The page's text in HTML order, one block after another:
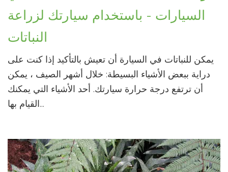
السيارات - باستخدام سيارتك لزراعة
النباتات
يمكن للنباتات في السيارة أن تعيش بالتأكيد إذا كنت على
دراية ببعض الأشياء البسيطة: خلال أشهر الصيف ، يمكن
أن ترتفع درجة حرارة سيارتك. أحد الأشياء التي يمكنك
القيام بها...